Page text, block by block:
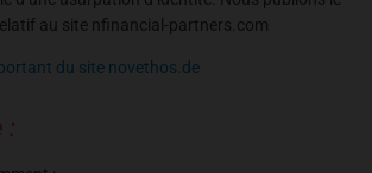
au site nfinancial-partners.com
du site novethos.de
: